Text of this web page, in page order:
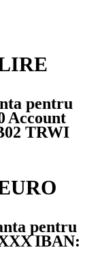
pentru
Account
TRWI
pentru
IBAN: